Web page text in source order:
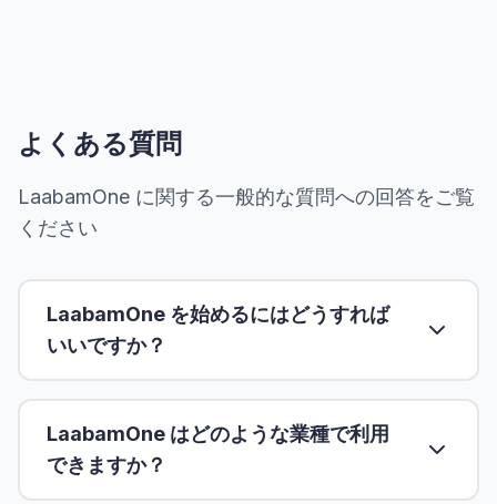
よくある質問
LaabamOne に関する一般的な質問への回答をご覧
ください
LaabamOne を始めるにはどうすれば
いいですか？
LaabamOne はどのような業種で利用
できますか？